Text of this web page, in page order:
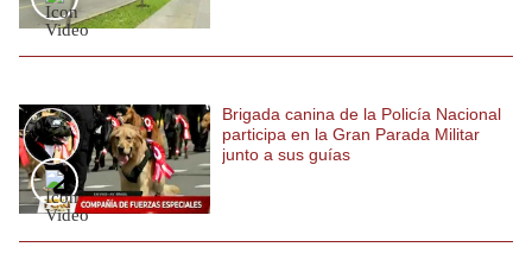
Brigada canina de la Policía Nacional
participa en la Gran Parada Militar
junto a sus guías